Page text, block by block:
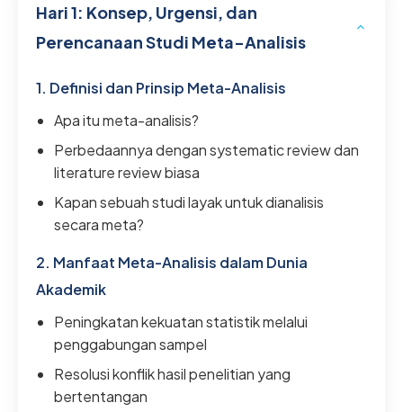
Hari 1: Konsep, Urgensi, dan
Perencanaan Studi Meta-Analisis
1. Definisi dan Prinsip Meta-Analisis
Apa itu meta-analisis?
Perbedaannya dengan systematic review dan
literature review biasa
Kapan sebuah studi layak untuk dianalisis
secara meta?
2. Manfaat Meta-Analisis dalam Dunia
Akademik
Peningkatan kekuatan statistik melalui
penggabungan sampel
Resolusi konflik hasil penelitian yang
bertentangan